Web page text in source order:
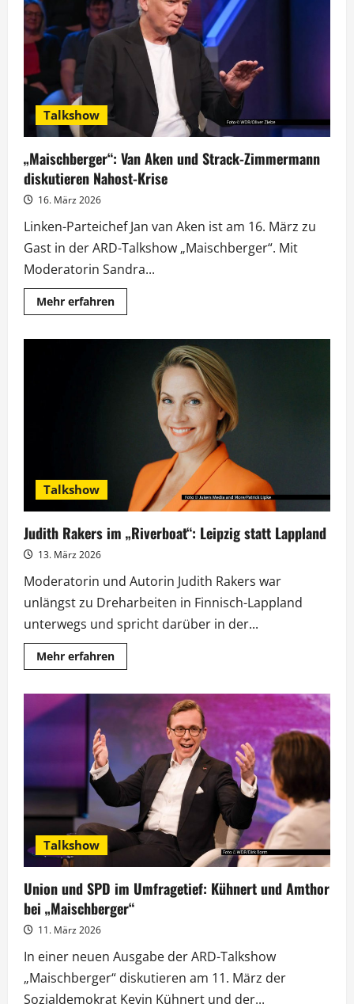
hohe
Spritpreise
reagieren
Talkshow
„Maischberger“: Van Aken und Strack-Zimmermann
diskutieren Nahost-Krise
16. März 2026
Linken-Parteichef Jan van Aken ist am 16. März zu
Gast in der ARD-Talkshow „Maischberger“. Mit
Moderatorin Sandra...
Mehr erfahrenMehr
Informationen
Strack-
Zimmermann
diskutieren
Talkshow
Judith Rakers im „Riverboat“: Leipzig statt Lappland
13. März 2026
Moderatorin und Autorin Judith Rakers war
unlängst zu Dreharbeiten in Finnisch-Lappland
unterwegs und spricht darüber in der...
Mehr erfahrenMehr
Informationen
Rakers
im
„Riverboat“:
Leipzig
statt
Lappland
Talkshow
Union und SPD im Umfragetief: Kühnert und Amthor
bei „Maischberger“
11. März 2026
In einer neuen Ausgabe der ARD-Talkshow
„Maischberger“ diskutieren am 11. März der
Sozialdemokrat Kevin Kühnert und der...